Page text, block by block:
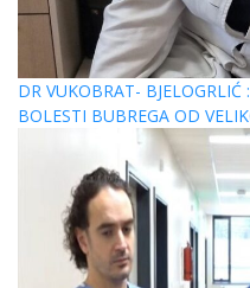
DR VUKOBRAT- BJELOGRLIĆ
BOLESTI BUBREGA OD